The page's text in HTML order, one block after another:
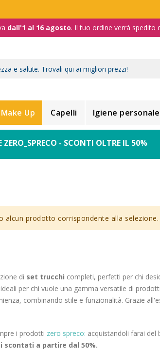
dall'1 al 16 agosto. Il tuo ordine verrà spedito
Make Up Capelli Igiene personale
ZERO_SPRECO - SCONTI OLTRE IL 50%
alcun prodotto corrispondente alla selezione.
di set trucchi completi, perfetti per chi
per chi vuole una gamma versatile di
combinando stile e funzionalità. Grazie
i prodotti zero spreco: acquistandoli farai del
scontati a partire dal 50%.